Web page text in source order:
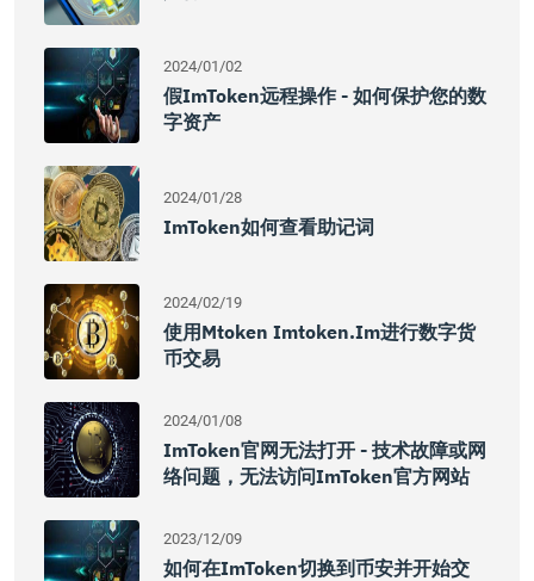
2024/01/02
假imToken远程操作 - 如何保护您的数
字资产
2024/01/28
ImToken如何查看助记词
2024/02/19
使用mtoken Imtoken.im进行数字货
币交易
2024/01/08
ImToken官网无法打开 - 技术故障或网
络问题，无法访问imToken官方网站
2023/12/09
如何在imToken切换到币安并开始交